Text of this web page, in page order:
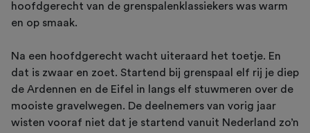
hoofdgerecht van de grenspalenklassiekers was warm
en op smaak.
Na een hoofdgerecht wacht uiteraard het toetje. En
dat is zwaar en zoet. Startend bij grenspaal elf rij je diep
de Ardennen en de Eifel in langs elf stuwmeren over de
mooiste gravelwegen. De deelnemers van vorig jaar
wisten vooraf niet dat je startend vanuit Nederland zo’n